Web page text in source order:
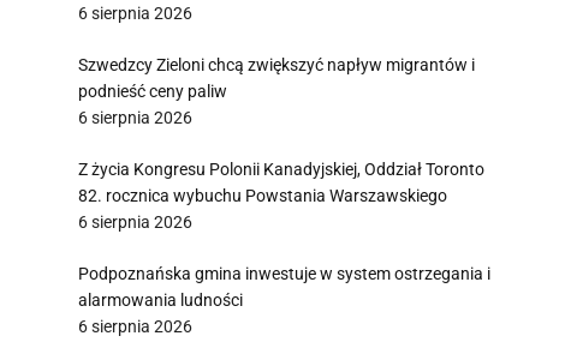
6 sierpnia 2026
Szwedzcy Zieloni chcą zwiększyć napływ migrantów i
podnieść ceny paliw
6 sierpnia 2026
Z życia Kongresu Polonii Kanadyjskiej, Oddział Toronto
82. rocznica wybuchu Powstania Warszawskiego
6 sierpnia 2026
Podpoznańska gmina inwestuje w system ostrzegania i
alarmowania ludności
6 sierpnia 2026